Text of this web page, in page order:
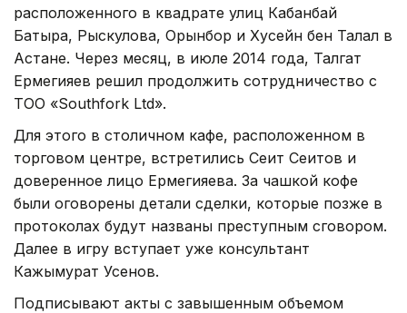
расположенного в квадрате улиц Кабанбай
Батыра, Рыскулова, Орынбор и Хусейн бен Талал в
Астане. Через месяц, в июле 2014 года, Талгат
Ермегияев решил продолжить сотрудничество с
ТОО «Southfork Ltd».
Для этого в столичном кафе, расположенном в
торговом центре, встретились Сеит Сеитов и
доверенное лицо Ермегияева. За чашкой кофе
были оговорены детали сделки, которые позже в
протоколах будут названы преступным сговором.
Далее в игру вступает уже консультант
Кажымурат Усенов.
Подписывают акты с завышенным объемом